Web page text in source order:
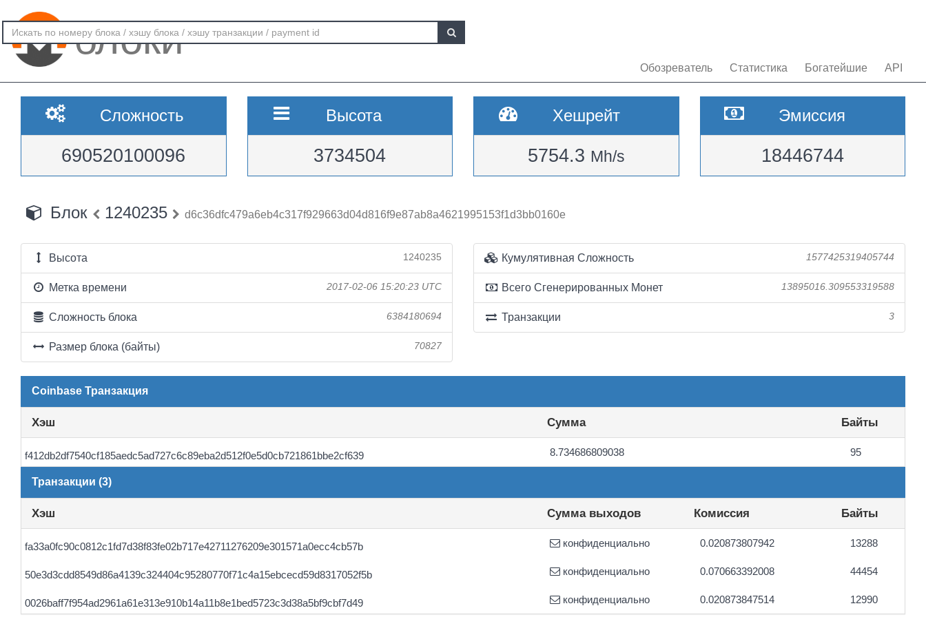
блоки
Обозреватель Статистика Богатейшие API
Сложность
690520100096
Высота
3734504
Хешрейт
5754.3 Mh/s
Эмиссия
18446744
Блок 1240235 d6c36dfc479a6eb4c317f929663d04d816f9e87ab8a4621995153f1d3bb0160e
Высота 1240235
Метка времени 2017-02-06 15:20:23 UTC
Сложность блока 6384180694
Размер блока (байты) 70827
Кумулятивная Сложность 1577425319405744
Всего Сгенерированных Монет 13895016.309553319588
Транзакции 3
Coinbase Транзакция
Хэш Сумма Байты
f412db2df7540cf185aedc5ad727c6c89eba2d512f0e5d0cb721861bbe2cf639 8.734686809038 95
Транзакции (3)
Хэш Сумма выходов Комиссия Байты
fa33a0fc90c0812c1fd7d38f83fe02b717e42711276209e301571a0ecc4cb57b конфиденциально 0.020873807942 13288
50e3d3cdd8549d86a4139c324404c95280770f71c4a15ebcecd59d8317052f5b конфиденциально 0.070663392008 44454
0026baff7f954ad2961a61e313e910b14a11b8e1bed5723c3d38a5bf9cbf7d49 конфиденциально 0.020873847514 12990